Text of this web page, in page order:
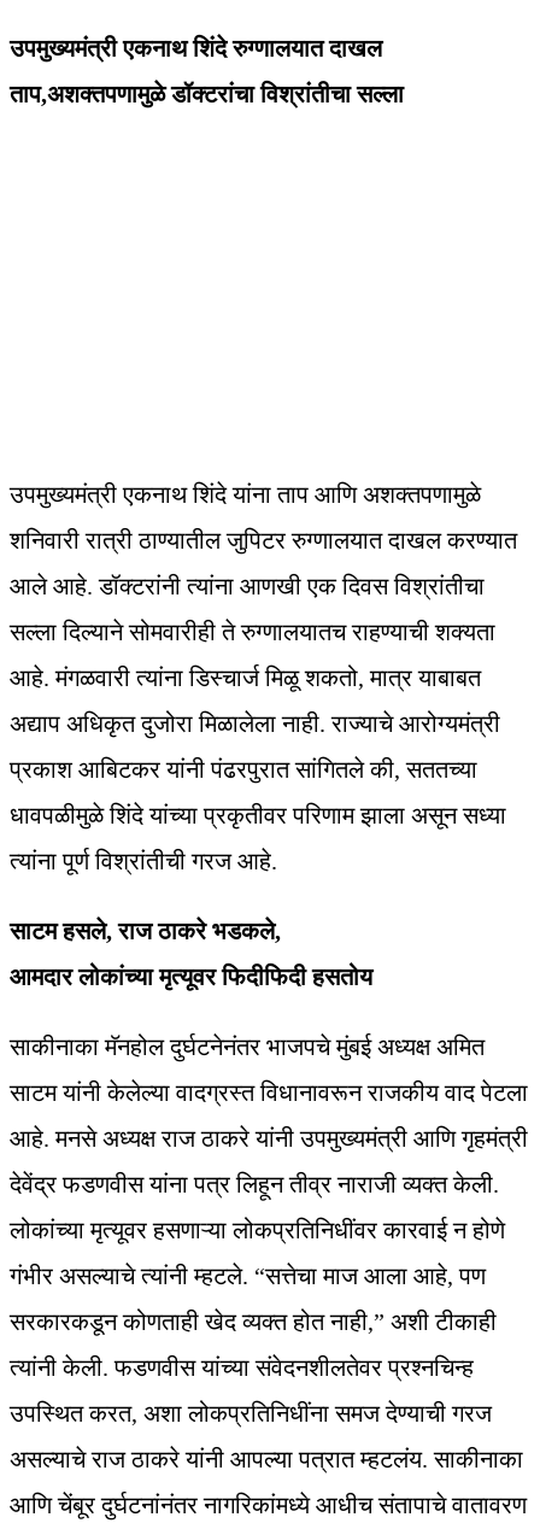
उपमुख्यमंत्री एकनाथ शिंदे रुग्णालयात दाखल
ताप,अशक्तपणामुळे डॉक्टरांचा विश्रांतीचा सल्ला
उपमुख्यमंत्री एकनाथ शिंदे यांना ताप आणि अशक्तपणामुळे
शनिवारी रात्री ठाण्यातील जुपिटर रुग्णालयात दाखल करण्यात
आले आहे. डॉक्टरांनी त्यांना आणखी एक दिवस विश्रांतीचा
सल्ला दिल्याने सोमवारीही ते रुग्णालयातच राहण्याची शक्यता
आहे. मंगळवारी त्यांना डिस्चार्ज मिळू शकतो, मात्र याबाबत
अद्याप अधिकृत दुजोरा मिळालेला नाही. राज्याचे आरोग्यमंत्री
प्रकाश आबिटकर यांनी पंढरपुरात सांगितले की, सततच्या
धावपळीमुळे शिंदे यांच्या प्रकृतीवर परिणाम झाला असून सध्या
त्यांना पूर्ण विश्रांतीची गरज आहे.
साटम हसले, राज ठाकरे भडकले,
आमदार लोकांच्या मृत्यूवर फिदीफिदी हसतोय
साकीनाका मॅनहोल दुर्घटनेनंतर भाजपचे मुंबई अध्यक्ष अमित
साटम यांनी केलेल्या वादग्रस्त विधानावरून राजकीय वाद पेटला
आहे. मनसे अध्यक्ष राज ठाकरे यांनी उपमुख्यमंत्री आणि गृहमंत्री
देवेंद्र फडणवीस यांना पत्र लिहून तीव्र नाराजी व्यक्त केली.
लोकांच्या मृत्यूवर हसणाऱ्या लोकप्रतिनिधींवर कारवाई न होणे
गंभीर असल्याचे त्यांनी म्हटले. “सत्तेचा माज आला आहे, पण
सरकारकडून कोणताही खेद व्यक्त होत नाही,” अशी टीकाही
त्यांनी केली. फडणवीस यांच्या संवेदनशीलतेवर प्रश्नचिन्ह
उपस्थित करत, अशा लोकप्रतिनिधींना समज देण्याची गरज
असल्याचे राज ठाकरे यांनी आपल्या पत्रात म्हटलंय. साकीनाका
आणि चेंबूर दुर्घटनांनंतर नागरिकांमध्ये आधीच संतापाचे वातावरण